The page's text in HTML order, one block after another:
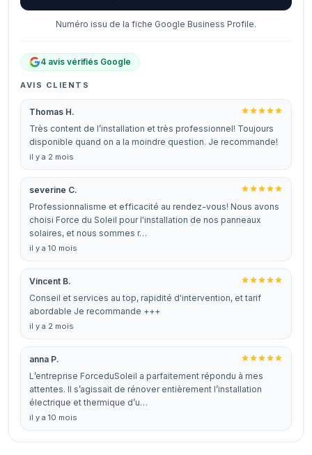
Numéro issu de la fiche Google Business Profile.
4 avis vérifiés Google
AVIS CLIENTS
Thomas H.
Très content de l’installation et très professionnel! Toujours
disponible quand on a la moindre question. Je recommande!
il y a 2 mois
severine C.
Professionnalisme et efficacité au rendez-vous! Nous avons
choisi Force du Soleil pour l'installation de nos panneaux
solaires, et nous sommes r…
il y a 10 mois
Vincent B.
Conseil et services au top, rapidité d'intervention, et tarif
abordable Je recommande +++
il y a 2 mois
anna P.
L’entreprise ForceduSoleil a parfaitement répondu à mes
attentes. Il s’agissait de rénover entièrement l’installation
électrique et thermique d’u…
il y a 10 mois